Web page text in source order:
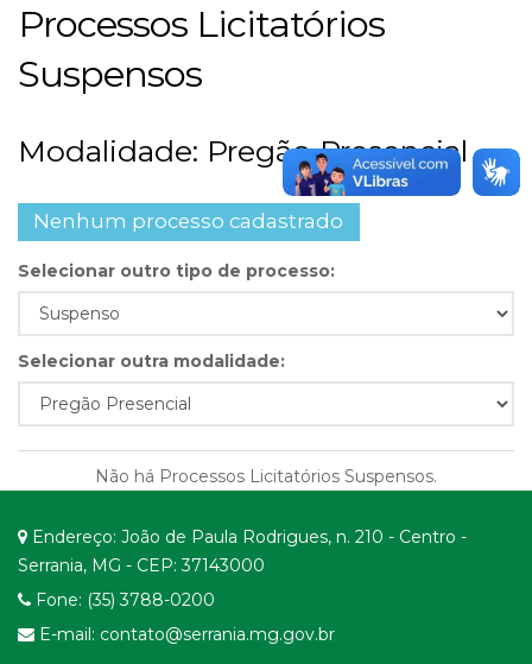
Processos Licitatórios
Suspensos
Modalidade: Pregão Presencial
Nenhum processo cadastrado
Selecionar outro tipo de processo:
Selecionar outra modalidade:
Não há Processos Licitatórios Suspensos.
Endereço: João de Paula Rodrigues, n. 210 - Centro -
Serrania, MG - CEP: 37143000
Fone: (35) 3788-0200
E-mail: contato@serrania.mg.gov.br